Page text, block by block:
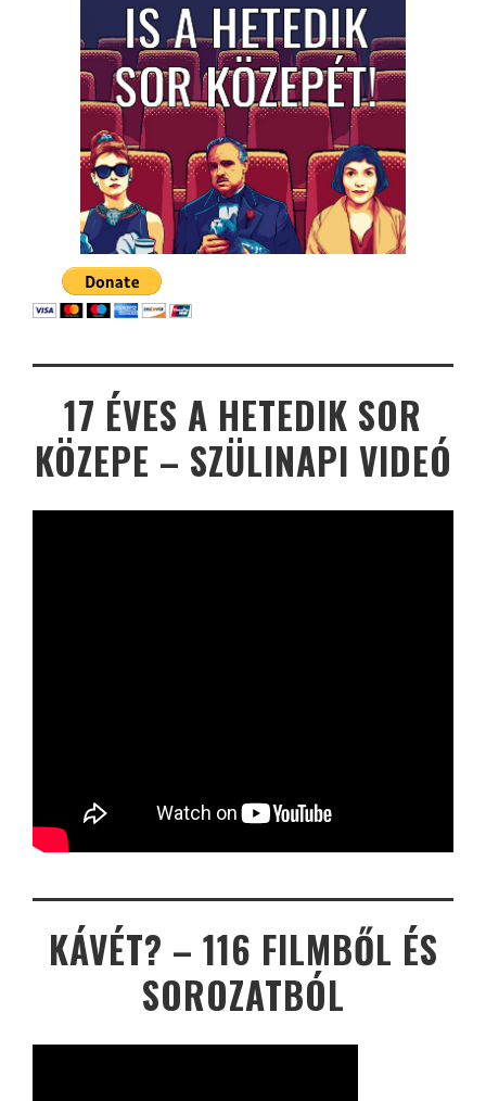
17 ÉVES A HETEDIK SOR
KÖZEPE – SZÜLINAPI VIDEÓ
KÁVÉT? – 116 FILMBŐL ÉS
SOROZATBÓL